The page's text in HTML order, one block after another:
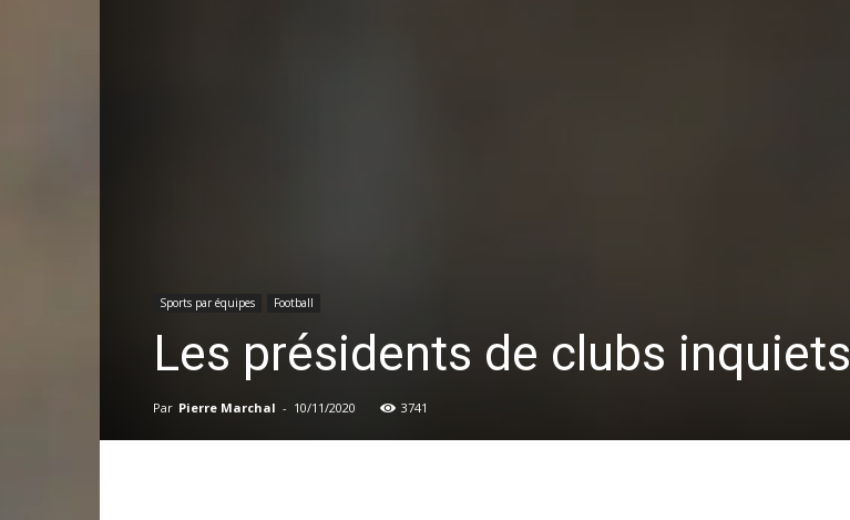
Sports par équipes Football
Les présidents de clubs inquiets
Par Pierre Marchal - 10/11/2020 3741